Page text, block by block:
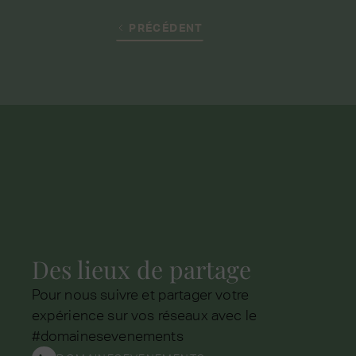
PRÉCÉDENT
Des lieux de partage
Pour nous suivre et partager votre
expérience sur vos réseaux avec le
#domainesevenements